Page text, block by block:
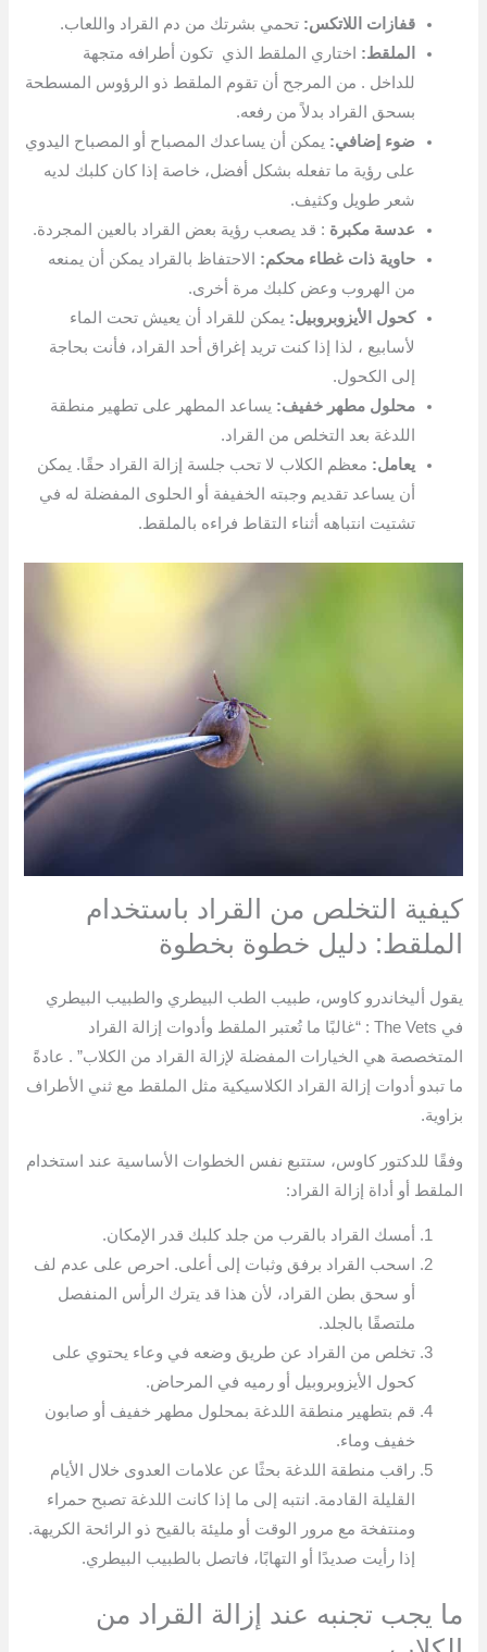
قفازات اللاتكس: تحمي بشرتك من دم القراد واللعاب.
الملقط: اختاري الملقط الذي تكون أطرافه متجهة
للداخل . من المرجح أن تقوم الملقط ذو الرؤوس المسطحة
بسحق القراد بدلاً من رفعه.
ضوء إضافي: يمكن أن يساعدك المصباح أو المصباح اليدوي
على رؤية ما تفعله بشكل أفضل، خاصة إذا كان كلبك لديه
شعر طويل وكثيف.
عدسة مكبرة : قد يصعب رؤية بعض القراد بالعين المجردة.
حاوية ذات غطاء محكم: الاحتفاظ بالقراد يمكن أن يمنعه
من الهروب وعض كلبك مرة أخرى.
كحول الأيزوبروبيل: يمكن للقراد أن يعيش تحت الماء
لأسابيع ، لذا إذا كنت تريد إغراق أحد القراد، فأنت بحاجة
إلى الكحول.
محلول مطهر خفيف: يساعد المطهر على تطهير منطقة
اللدغة بعد التخلص من القراد.
يعامل: معظم الكلاب لا تحب جلسة إزالة القراد حقًا. يمكن
أن يساعد تقديم وجبته الخفيفة أو الحلوى المفضلة له في
تشتيت انتباهه أثناء التقاط فراءه بالملقط.
كيفية التخلص من القراد باستخدام
الملقط: دليل خطوة بخطوة
يقول أليخاندرو كاوس، طبيب الطب البيطري والطبيب البيطري
في The Vets : “غالبًا ما تُعتبر الملقط وأدوات إزالة القراد
المتخصصة هي الخيارات المفضلة لإزالة القراد من الكلاب” . عادةً
ما تبدو أدوات إزالة القراد الكلاسيكية مثل الملقط مع ثني الأطراف
بزاوية.
وفقًا للدكتور كاوس، ستتبع نفس الخطوات الأساسية عند استخدام
الملقط أو أداة إزالة القراد:
أمسك القراد بالقرب من جلد كلبك قدر الإمكان.
اسحب القراد برفق وثبات إلى أعلى. احرص على عدم لف
أو سحق بطن القراد، لأن هذا قد يترك الرأس المنفصل
ملتصقًا بالجلد.
تخلص من القراد عن طريق وضعه في وعاء يحتوي على
كحول الأيزوبروبيل أو رميه في المرحاض.
قم بتطهير منطقة اللدغة بمحلول مطهر خفيف أو صابون
خفيف وماء.
راقب منطقة اللدغة بحثًا عن علامات العدوى خلال الأيام
القليلة القادمة. انتبه إلى ما إذا كانت اللدغة تصبح حمراء
ومنتفخة مع مرور الوقت أو مليئة بالقيح ذو الرائحة الكريهة.
إذا رأيت صديدًا أو التهابًا، فاتصل بالطبيب البيطري.
ما يجب تجنبه عند إزالة القراد من